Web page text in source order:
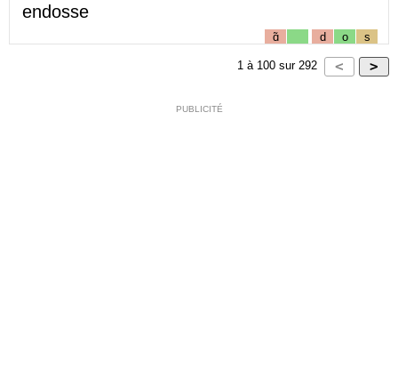
endosse
ɑ̃ d o s
1 à 100 sur 292
PUBLICITÉ